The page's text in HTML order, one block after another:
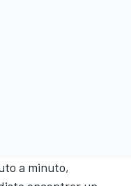
a minuto,